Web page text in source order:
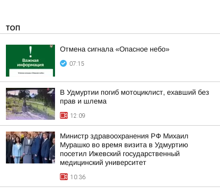
ТОП
Отмена сигнала «Опасное небо»
07:15
В Удмуртии погиб мотоциклист, ехавший без
прав и шлема
12:09
Министр здравоохранения РФ Михаил
Мурашко во время визита в Удмуртию
посетил Ижевский государственный
медицинский университет
10:36